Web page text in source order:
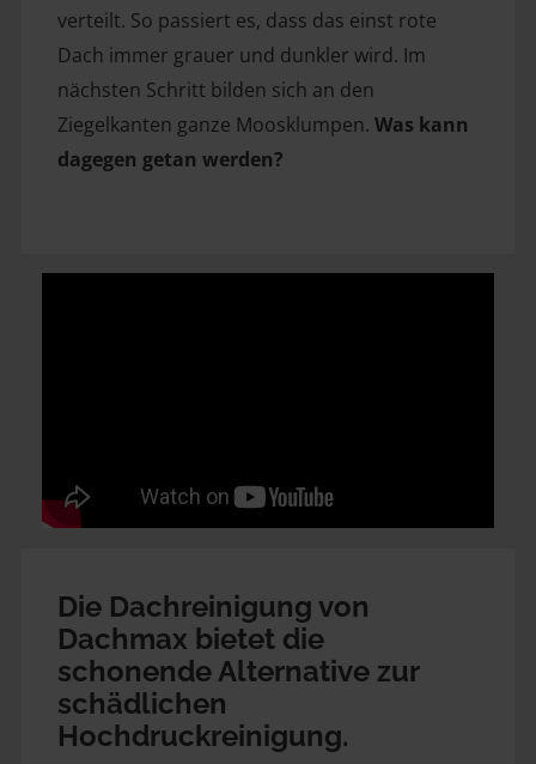
verteilt. So passiert es, dass das einst rote
Dach immer grauer und dunkler wird. Im
nächsten Schritt bilden sich an den
Ziegelkanten ganze Moosklumpen. Was kann
dagegen getan werden?
Die Dachreinigung von
Dachmax bietet die
schonende Alternative zur
schädlichen
Hochdruckreinigung.